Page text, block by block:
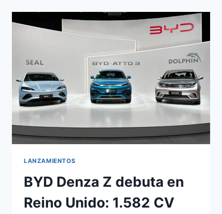
CV
POR
184.800€,
LANZAMIENTOS
BYD Denza Z debuta en
Reino Unido: 1.582 CV